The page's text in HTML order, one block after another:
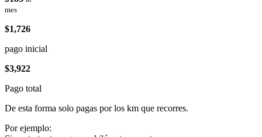
mes
$1,726
pago inicial
$3,922
Pago total
De esta forma solo pagas por los km que recorres.
Por ejemplo: